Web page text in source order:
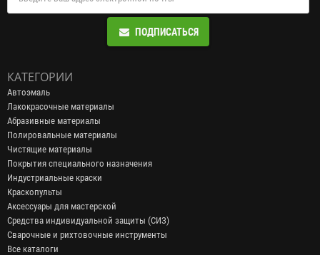
ПОДПИСАТЬСЯ
КАТЕГОРИИ
Автоэмаль
Лакокрасочные материалы
Абразивные материалы
Полировальные материалы
Чистящие материалы
Покрытия специального назначения
Индустриальные краски
Краскопульты
Аксессуары для мастерской
Средства индивидуальной защиты (СИЗ)
Сварочные и рихтовочные инструменты
Все каталоги